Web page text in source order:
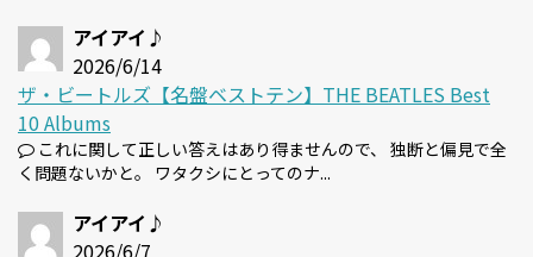
アイアイ♪
2026/6/14
ザ・ビートルズ【名盤ベストテン】THE BEATLES Best
10 Albums
これに関して正しい答えはあり得ませんので、 独断と偏見で全
く問題ないかと。 ワタクシにとってのナ...
アイアイ♪
2026/6/7